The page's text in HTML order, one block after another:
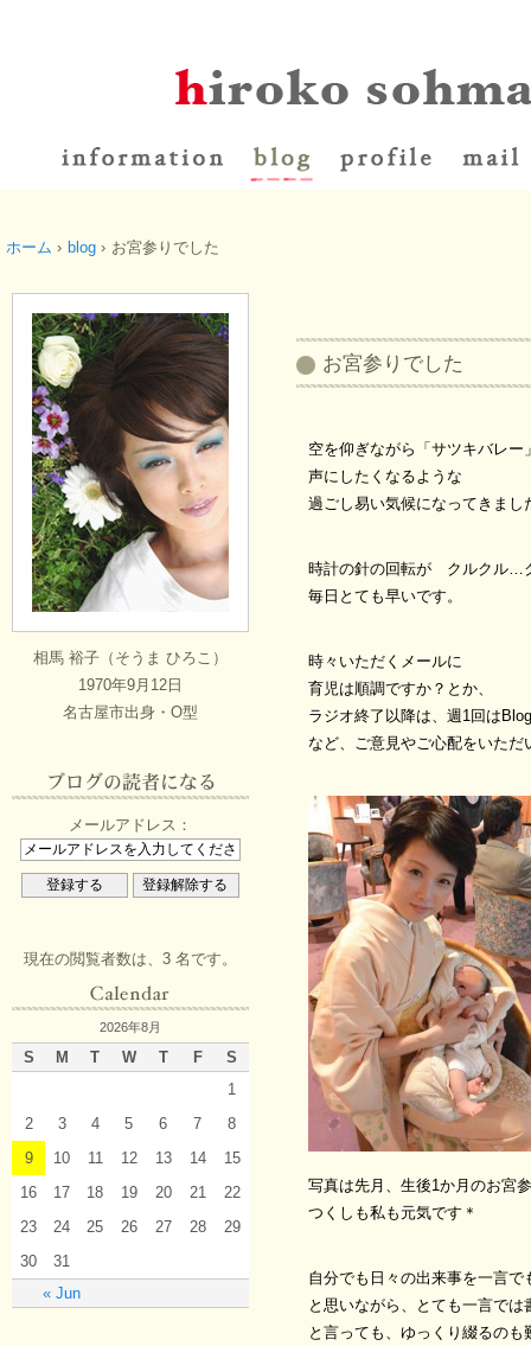
ホーム › blog › お宮参りでした
お宮参りでした
空を仰ぎながら「サツキバレー
声にしたくなるような
過ごし易い気候になってきまし
時計の針の回転が クルクル…
毎日とても早いです。
時々いただくメールに
育児は順調ですか？とか、
ラジオ終了以降は、週1回は
など、ご意見やご心配をいただ
写真は先月、生後1か月のお宮
つくしも私も元気です＊
自分でも日々の出来事を一言で
と思いながら、とても一言では
と言っても、ゆっくり綴るの
相馬 裕子（そうま ひろこ）
1970年9月12日
名古屋市出身・O型
メールアドレス：
現在の閲覧者数は、3 名です。
2026年8月
S M T W T F S
« Jun
1
2
3 4 5 6 7
8
9
10 11 12 13 14
15
16
17 18 19 20 21
22
23
24 25 26 27 28
29
30
31